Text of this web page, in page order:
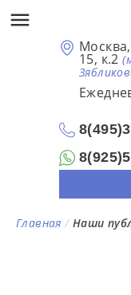
15, к.2
Главная / Наши